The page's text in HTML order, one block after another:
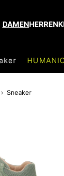
DAMENHERREN
Sneaker